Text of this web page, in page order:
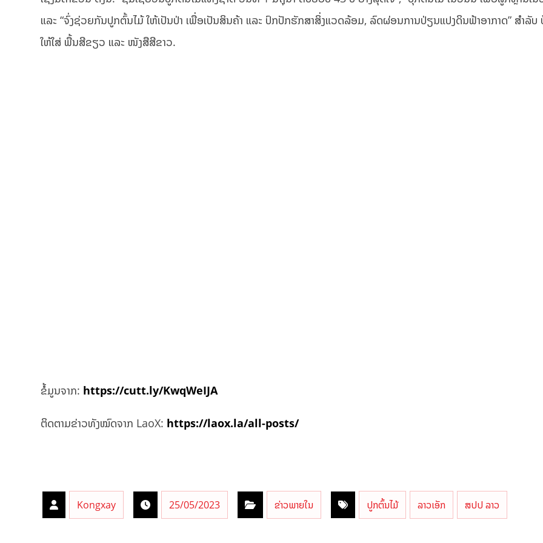
ແລະ “ຈົ່ງຊ່ວຍກັນປູກຕົ້ນໄມ້ ໃຫ້ເປັນປ່າ ເພື່ອເປັນສິນຄ້າ ແລະ ປົກປັກຮັກສາສິ່ງແວດລ້ອມ, ລົດຜ່ອນການປ່ຽນແປງດິນຟ້າອາກາດ” ສໍາລັບ
ໃຫ້ໃສ່ ພື້ນສີຂຽວ ແລະ ໜັງສືສີຂາວ.
ຂໍ້ມູນຈາກ: https://cutt.ly/KwqWeIJA
ຕິດຕາມຂ່າວທັງໝົດຈາກ LaoX: https://laox.la/all-posts/
Kongxay 25/05/2023 ຂ່າວພາຍໃນ ປູກຕົ້ນໄມ້ ລາວເອັກ ສປປ ລາວ